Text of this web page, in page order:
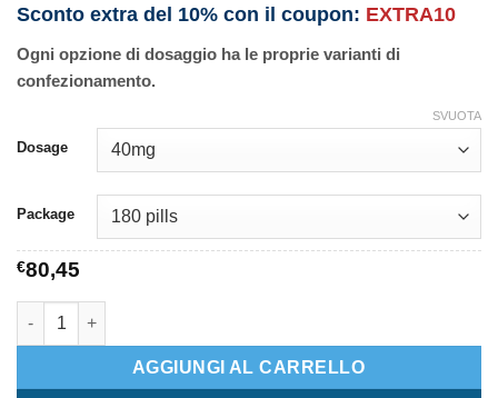
Sconto extra del 10% con il coupon: EXTRA10
Ogni opzione di dosaggio ha le proprie varianti di
confezionamento.
Dosage
Package
SVUOTA
€80,45
Furosemide quantità
AGGIUNGI AL CARRELLO